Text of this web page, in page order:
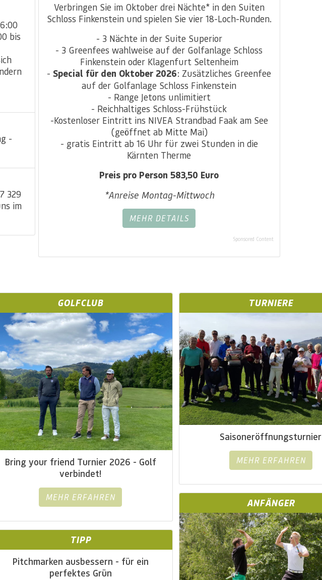
bis
-
329
im
Verbringen Sie im Oktober drei Nächte* in den Suiten
Schloss Finkenstein und spielen Sie vier 18-Loch-Runden.
- 3 Nächte in der Suite Superior
- 3 Greenfees wahlweise auf der Golfanlage Schloss
Finkenstein oder Klagenfurt Seltenheim
-Special für den Oktober 2026: Zusätzliches Greenfee
auf der Golfanlage Schloss Finkenstein
- Range Jetons unlimitiert
- Reichhaltiges Schloss-Frühstück
-Kostenloser Eintritt ins NIVEA Strandbad Faak am See
(geöffnet ab Mitte Mai)
- gratis Eintritt ab 16 Uhr für zwei Stunden in die
Kärnten Therme
Preis pro Person 583,50 Euro
*Anreise Montag-Mittwoch
MEHR DETAILS
Sponsored Content
GOLFCLUB
Bring your friend Turnier 2026 - Golf
verbindet!
MEHR ERFAHREN
TIPP
Pitchmarken ausbessern - für ein
perfektes Grün
TURNIERE
Saisoneröffnungsturnier
MEHR ERFAHREN
ANFÄNGER